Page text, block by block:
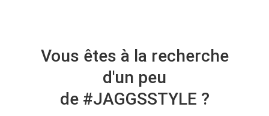
Vous êtes à la recherche
d'un peu
de #JAGGSSTYLE ?